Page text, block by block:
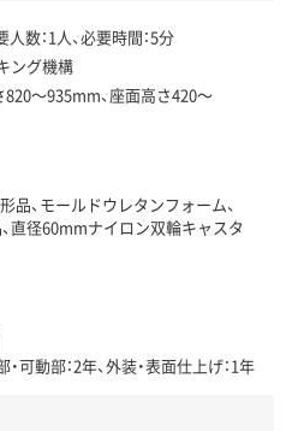
数：1人、必要時間：5分
ング機構
～935mm、座面高さ420～
品、モールドウレタンフォーム、
直径60mmナイロン双輪キャスタ
可動部：2年、外装・表面仕上げ：1年